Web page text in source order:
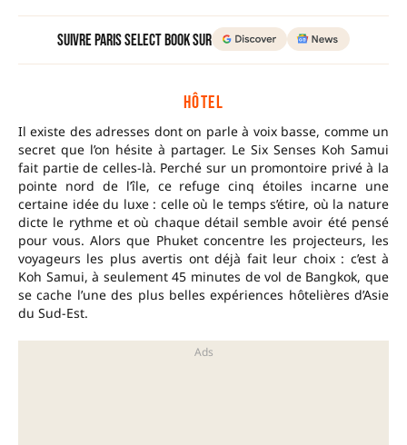
Suivre Paris Select Book sur
HÔTEL
Il existe des adresses dont on parle à voix basse, comme un
secret que l’on hésite à partager. Le Six Senses Koh Samui
fait partie de celles-là. Perché sur un promontoire privé à la
pointe nord de l’île, ce refuge cinq étoiles incarne une
certaine idée du luxe : celle où le temps s’étire, où la nature
dicte le rythme et où chaque détail semble avoir été pensé
pour vous. Alors que Phuket concentre les projecteurs, les
voyageurs les plus avertis ont déjà fait leur choix : c’est à
Koh Samui, à seulement 45 minutes de vol de Bangkok, que
se cache l’une des plus belles expériences hôtelières d’Asie
du Sud-Est.